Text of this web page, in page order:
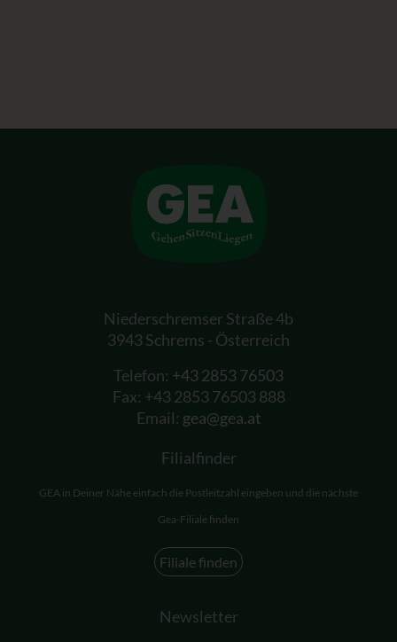
Niederschremser Straße 4b
3943 Schrems - Österreich
Telefon: +43 2853 76503
Fax: +43 2853 76503 888
Email: gea@gea.at
Filialfinder
GEA in Deiner Nähe einfach die Postleitzahl eingeben und die nächste
Gea-Filiale finden
Filiale finden
Newsletter